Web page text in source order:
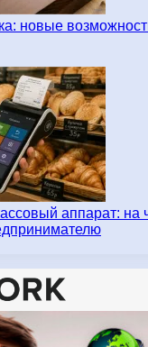
новые
аппарат: на